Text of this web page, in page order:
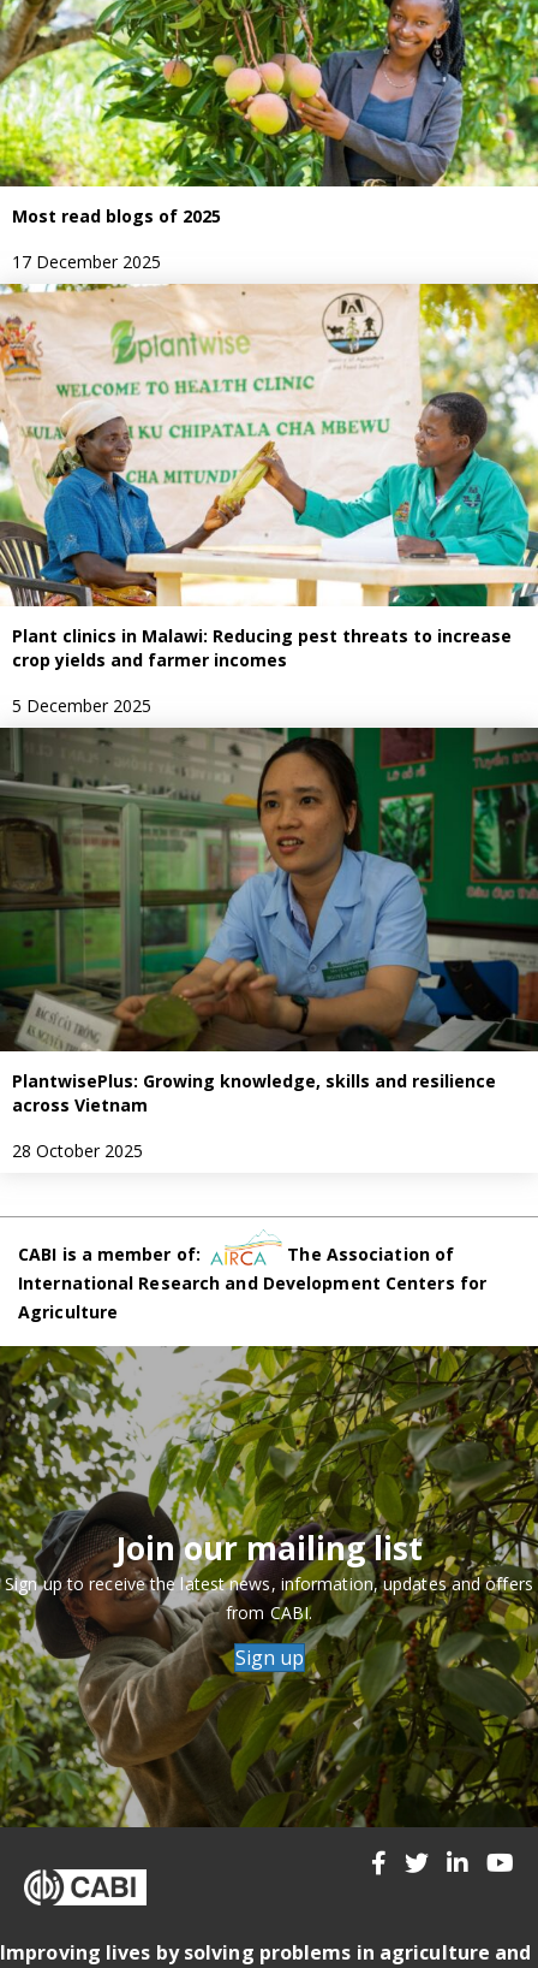
Most read blogs of 2025
17 December 2025
Plant clinics in Malawi: Reducing pest threats to increase
crop yields and farmer incomes
5 December 2025
PlantwisePlus: Growing knowledge, skills and resilience
across Vietnam
28 October 2025
CABI is a member of:
The Association of
International Research and Development Centers for
Agriculture
Join our mailing list
Sign up to receive the latest news, information, updates and offers
from CABI.
Sign up
Improving lives by solving problems in agriculture and